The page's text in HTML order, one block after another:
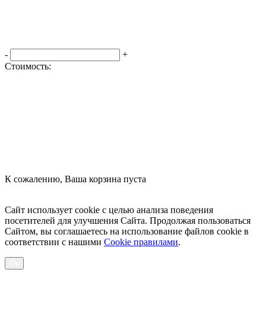
-
+
Стоимость:
К сожалению, Ваша корзина пуста
Сайт использует cookie с целью анализа поведения
посетителей для улучшения Сайта. Продолжая пользоваться
Сайтом, вы соглашаетесь на использование файлов cookie в
соответствии с нашими Cookiе правилами.